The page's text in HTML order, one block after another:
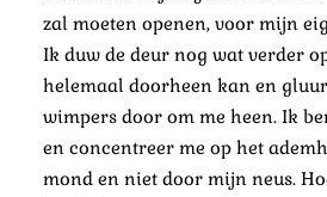
zal moeten openen, voor mijn
Ik duw de deur nog wat verder
helemaal doorheen kan en
wimpers door om me heen. Ik
en concentreer me op het
mond en niet door mijn neus.